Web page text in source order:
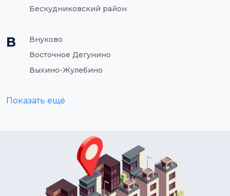
Бескудниковский район
В
Внуково
Восточное Дегунино
Выхино-Жулебино
Показать ещё